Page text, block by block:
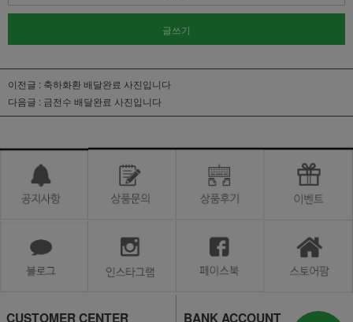
글쓰기
이전글 : 축하화환 배달완료 사진입니다
다음글 : 금전수 배달완료 사진입니다
CUSTOMER CENTER BANK ACCOUNT